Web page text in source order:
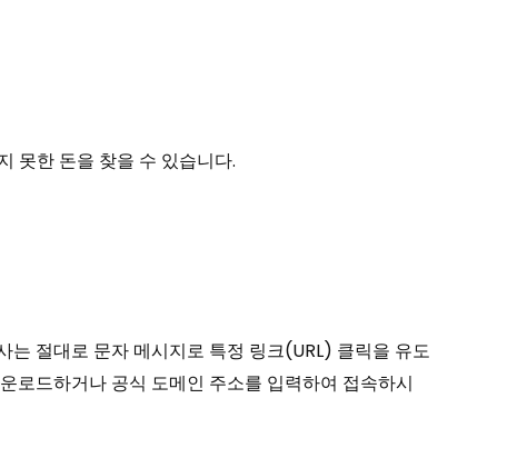
못한 돈을 찾을 수 있습니다.
절대로 문자 메시지로 특정 링크(URL) 클릭을 유도
로드하거나 공식 도메인 주소를 입력하여 접속하시